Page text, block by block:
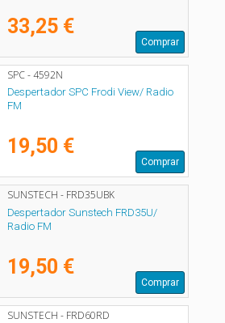
33,25 €
Comprar
SPC - 4592N
Despertador SPC Frodi View/ Radio
FM
19,50 €
Comprar
SUNSTECH - FRD35UBK
Despertador Sunstech FRD35U/
Radio FM
19,50 €
Comprar
SUNSTECH - FRD60RD